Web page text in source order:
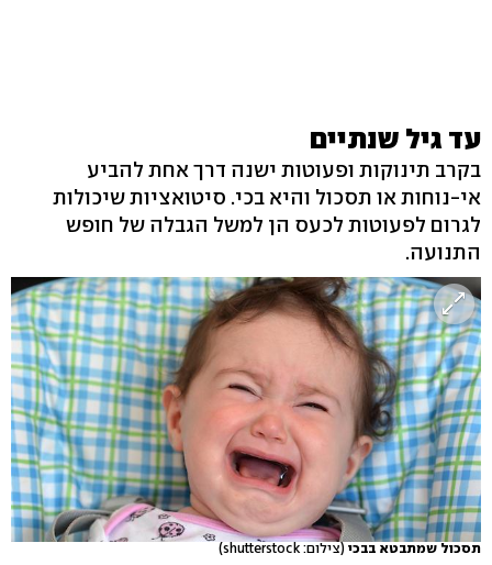
עד גיל שנתיים
בקרב תינוקות ופעוטות ישנה דרך אחת להביע
אי-נוחות או תסכול והיא בכי. סיטואציות שיכולות
לגרום לפעוטות לכעס הן למשל הגבלה של חופש
התנועה.
תסכול שמתבטא בבכי (צילום: shutterstock)